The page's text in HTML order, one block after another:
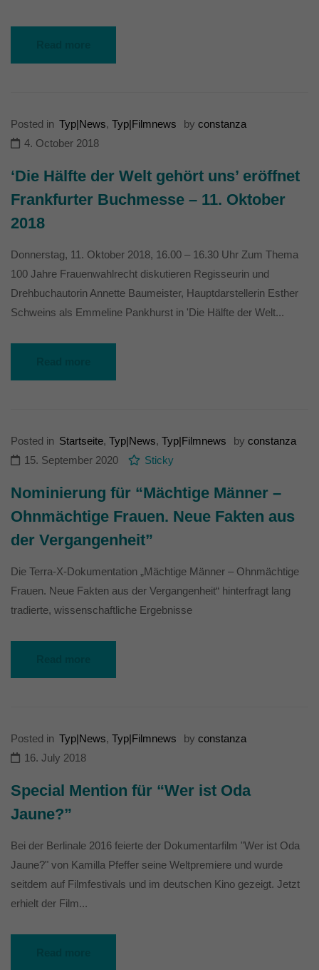
Posted in Typ|News, Typ|Filmnews by constanza
4. October 2018
‘Die Hälfte der Welt gehört uns’ eröffnet
Frankfurter Buchmesse – 11. Oktober
2018
Donnerstag, 11. Oktober 2018, 16.00 – 16.30 Uhr Zum Thema
100 Jahre Frauenwahlrecht diskutieren Regisseurin und
Drehbuchautorin Annette Baumeister, Hauptdarstellerin Esther
Schweins als Emmeline Pankhurst in 'Die Hälfte der Welt...
Posted in Startseite, Typ|News, Typ|Filmnews by constanza
15. September 2020
Sticky
Nominierung für “Mächtige Männer –
Ohnmächtige Frauen. Neue Fakten aus
der Vergangenheit”
Die Terra-X-Dokumentation „Mächtige Männer – Ohnmächtige
Frauen. Neue Fakten aus der Vergangenheit“ hinterfragt lang
tradierte, wissenschaftliche Ergebnisse
Posted in Typ|News, Typ|Filmnews by constanza
16. July 2018
Special Mention für “Wer ist Oda
Jaune?”
Bei der Berlinale 2016 feierte der Dokumentarfilm "Wer ist Oda
Jaune?" von Kamilla Pfeffer seine Weltpremiere und wurde
seitdem auf Filmfestivals und im deutschen Kino gezeigt. Jetzt
erhielt der Film...